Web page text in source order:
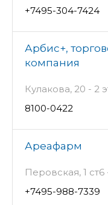
+7495-304-7424
Арбис+,
компания
Кулакова, 20 - 2
8100-0422
Ареафарм
Перовская, 1 ст6
+7495-988-7339